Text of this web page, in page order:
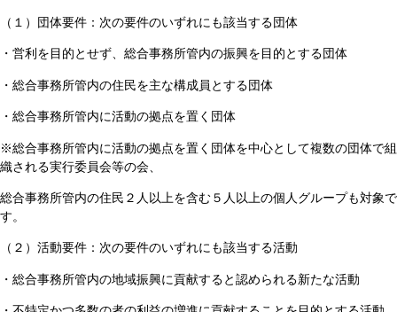
（１）団体要件：次の要件のいずれにも該当する団体
・営利を目的とせず、総合事務所管内の振興を目的とする団体
・総合事務所管内の住民を主な構成員とする団体
・総合事務所管内に活動の拠点を置く団体
※総合事務所管内に活動の拠点を置く団体を中心として複数の団体で組
織される実行委員会等の会、
総合事務所管内の住民２人以上を含む５人以上の個人グループも対象で
す。
（２）活動要件：次の要件のいずれにも該当する活動
・総合事務所管内の地域振興に貢献すると認められる新たな活動